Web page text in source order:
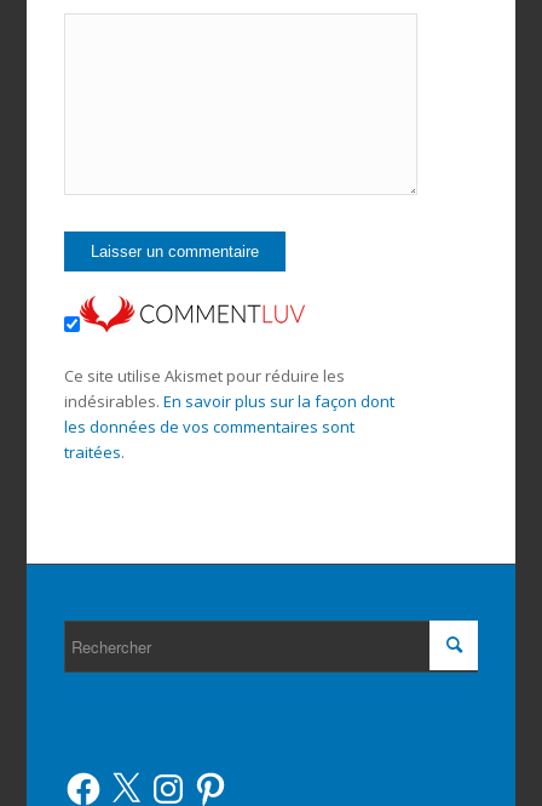
Ce site utilise Akismet pour réduire les
indésirables. En savoir plus sur la façon dont
les données de vos commentaires sont
traitées.
Facebook
X InstagramPinterest